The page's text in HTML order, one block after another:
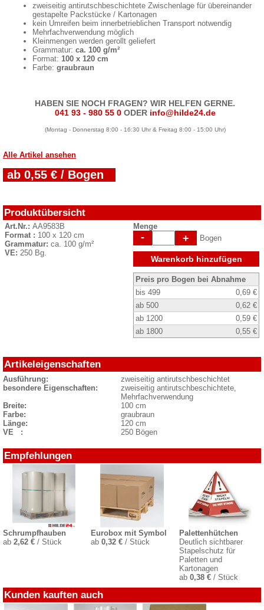
zweiseitig antirutschbeschichtete Zwischenlage für übereinander
gestapelte Packstücke / Kartonagen
kein Umreifen beim innerbetrieblichen Transport notwendig
Mehrfachverwendung möglich
Kleinmengen werden gerollt geliefert
Grammatur: ca. 100 g/m²
Format: 100 x 120 cm
Farbe: graubraun
HABEN SIE NOCH FRAGEN? WIR HELFEN GERNE.
041 93 - 980 55 0 ODER info@hilde24.de
(Montag - Donnerstag 8:00 - 16:30 Uhr & Freitag 8:00 - 15:00 Uhr)
Alle Artikel ansehen
ab 0,55 € / Bogen
Produktübersicht
Art.Nr.: AA9583B
Format : 100 x 120 cm
Grammatur: ca. 100 g/m²
VE: 250 Bg.
Menge
- + Bogen
Warenkorb hinzufügen
Preis pro Bogen bei Abnahme
bis 499
0,69 €
ab 500
0,62 €
ab 1200
0,59 €
ab 1800
0,55 €
Artikeleigenschaften
Ausführung:
zweiseitig antirutschbeschichtet
besondere Eigenschaften:
zweiseitig antirutschbeschichtete,
Mehrfachverwendung
Breite:
100 cm
Farbe:
graubraun
Länge:
120 cm
VE :
250 Bögen
Empfehlungen
Schrumpfhauben
ab 2,62 € / Stück
Eurobox mit Symbol
ab0,32 € / Stück
Palettenhütchen
Deutlich sichtbarer
Stapelschutz für
Paletten und
Kartonagen
ab 0,38 €/ Stück
Kunden kauften auch